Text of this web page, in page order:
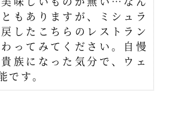
もありますが、ミシュラ
したこちらのレストラン
ってみてください。自慢
族になった気分で、ウェ
です。